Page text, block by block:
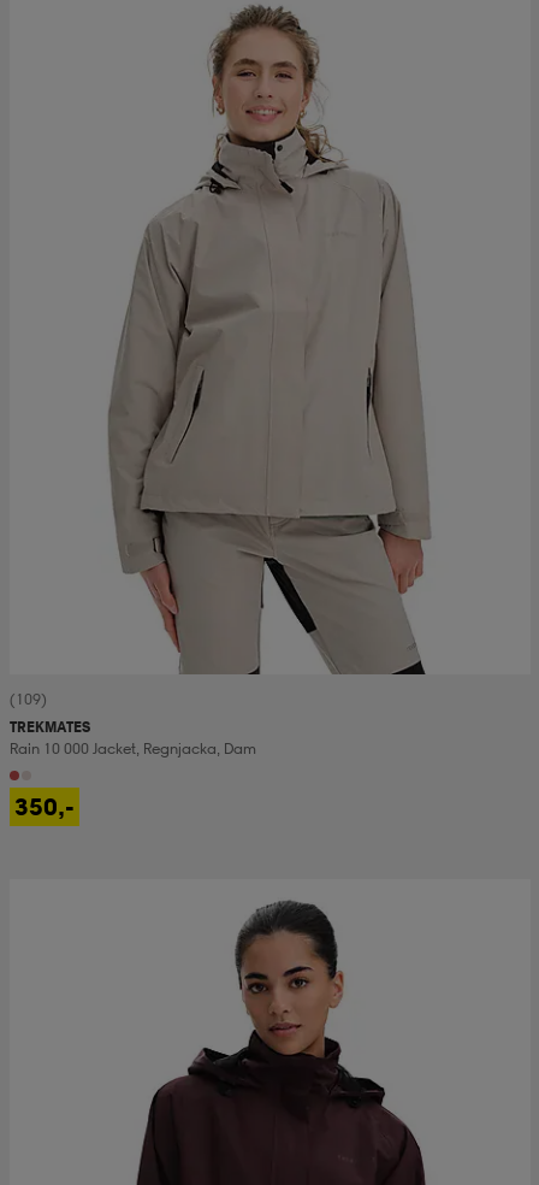
(109)
TREKMATES
Rain 10 000 Jacket, Regnjacka, Dam
350,-